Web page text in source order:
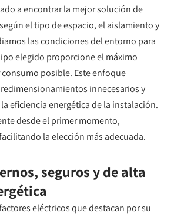
a encontrar la mejor solución de
el tipo de espacio, el aislamiento y
las condiciones del entorno para
elegido proporcione el máximo
posible. Este enfoque
innecesarios y
eficiencia energética de la instalación.
desde el primer momento,
la elección más adecuada.
seguros y de alta
eléctricos que destacan por su